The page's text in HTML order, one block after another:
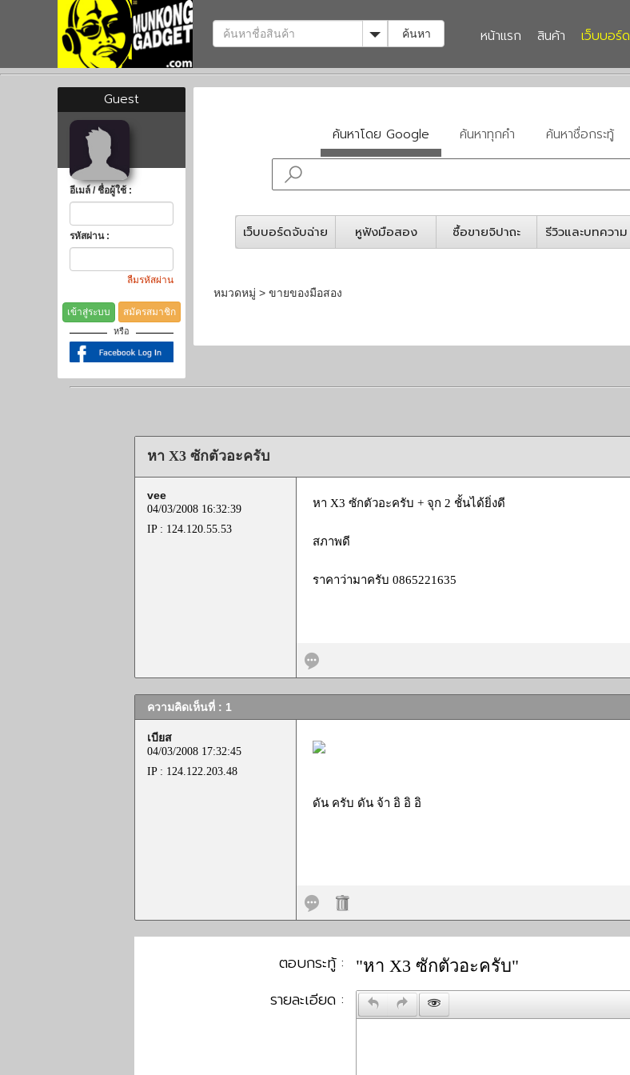
Toggle Dropdown
ค้นหา หน้าแรก สินค้า เว็บบอร์ด
Guest
อีเมล์ / ชื่อผู้ใช้ :
รหัสผ่าน :
ลืมรหัสผ่าน
เข้าสู่ระบบ สมัครสมาชิก
หรือ
ค้นหาโดย Google ค้นหาทุกคำ ค้นหาชื่อกระทู้
เว็บบอร์ดจับฉ่าย หูฟังมือสอง ซื้อขายจิปาถะ รีวิวและบทความ
หมวดหมู่ > ขายของมือสอง
หา X3 ซักตัวอะครับ
vee
04/03/2008 16:32:39
IP : 124.120.55.53
หา X3 ซักตัวอะครับ + จุก 2 ชั้นได้ยิ่งดี
สภาพดี
ราคาว่ามาครับ 0865221635
ความคิดเห็นที่ : 1
เบียส
04/03/2008 17:32:45
IP : 124.122.203.48
ดัน ครับ ดัน จ้า อิ อิ อิ
ตอบกระทู้ : "หา X3 ซักตัวอะครับ"
รายละเอียด :